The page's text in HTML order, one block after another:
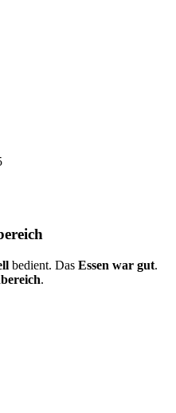
bedient. Das Essen war gut.
.